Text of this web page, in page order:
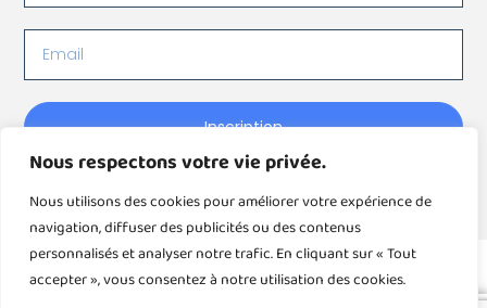
Nous respectons votre vie privée.
Nous utilisons des cookies pour améliorer votre expérience de
navigation, diffuser des publicités ou des contenus
personnalisés et analyser notre trafic. En cliquant sur « Tout
accepter », vous consentez à notre utilisation des cookies.
Inscription